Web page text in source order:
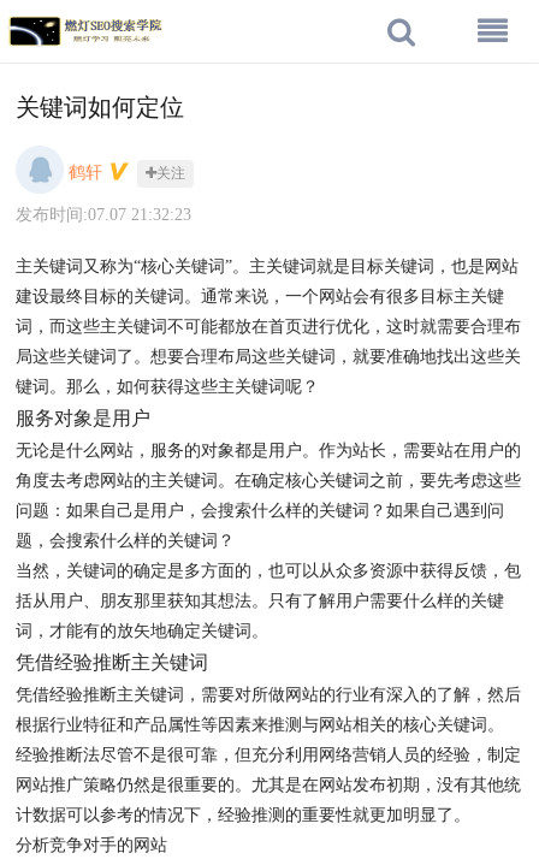
关键词如何定位
鹤轩 关注
发布时间:07.07 21:32:23
主关键词又称为“核心关键词”。主关键词就是目标关键词，也是网站
建设最终目标的关键词。通常来说，一个网站会有很多目标主关键
词，而这些主关键词不可能都放在首页进行优化，这时就需要合理布
局这些关键词了。想要合理布局这些关键词，就要准确地找出这些关
键词。那么，如何获得这些主关键词呢？
服务对象是用户
无论是什么网站，服务的对象都是用户。作为站长，需要站在用户的
角度去考虑网站的主关键词。在确定核心关键词之前，要先考虑这些
问题：如果自己是用户，会搜索什么样的关键词？如果自己遇到问
题，会搜索什么样的关键词？
当然，关键词的确定是多方面的，也可以从众多资源中获得反馈，包
括从用户、朋友那里获知其想法。只有了解用户需要什么样的关键
词，才能有的放矢地确定关键词。
凭借经验推断主关键词
凭借经验推断主关键词，需要对所做网站的行业有深入的了解，然后
根据行业特征和产品属性等因素来推测与网站相关的核心关键词。
经验推断法尽管不是很可靠，但充分利用网络营销人员的经验，制定
网站推广策略仍然是很重要的。尤其是在网站发布初期，没有其他统
计数据可以参考的情况下，经验推测的重要性就更加明显了。
分析竞争对手的网站